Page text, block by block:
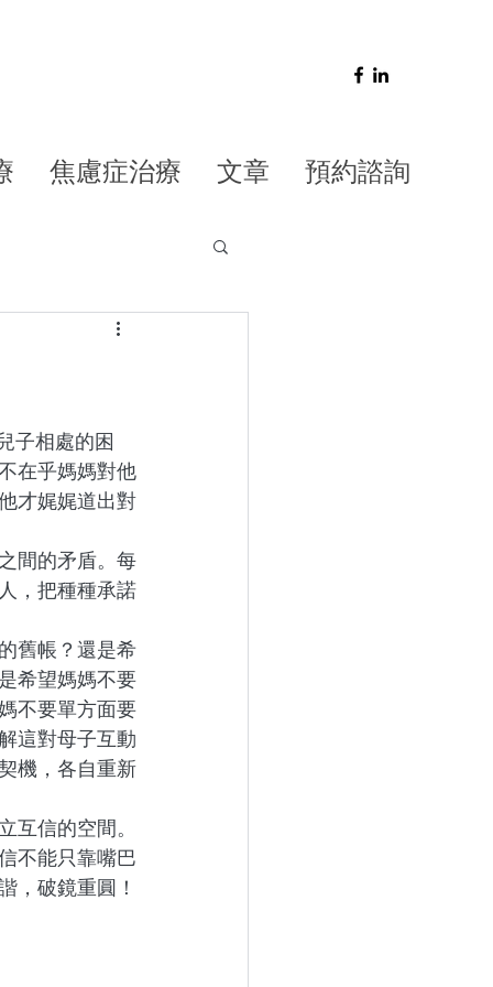
焦慮症治療 文章 預約諮詢
子相處的困
在乎媽媽對他
才娓娓道出對
間的矛盾。每
，把種種承諾
舊帳？還是希
希望媽媽不要
不要單方面要
這對母子互動
機，各自重新
互信的空間。
不能只靠嘴巴
，破鏡重圓！